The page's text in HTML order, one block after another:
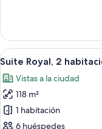
ejecutiva,
habitación
Abrir
todas
las
fotos
de
Suite
2
Suite Royal, 2
Vistas a la ciudad
118 m²
1 habitación
6 huéspedes